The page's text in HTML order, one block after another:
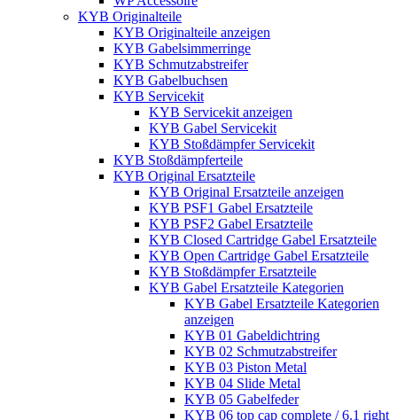
KYB Originalteile
KYB Originalteile anzeigen
KYB Gabelsimmerringe
KYB Schmutzabstreifer
KYB Gabelbuchsen
KYB Servicekit
KYB Servicekit anzeigen
KYB Gabel Servicekit
KYB Stoßdämpfer Servicekit
KYB Stoßdämpferteile
KYB Original Ersatzteile
KYB Original Ersatzteile anzeigen
KYB PSF1 Gabel Ersatzteile
KYB PSF2 Gabel Ersatzteile
KYB Closed Cartridge Gabel Ersatzteile
KYB Open Cartridge Gabel Ersatzteile
KYB Stoßdämpfer Ersatzteile
KYB Gabel Ersatzteile Kategorien
KYB Gabel Ersatzteile Kategorien
anzeigen
KYB 01 Gabeldichtring
KYB 02 Schmutzabstreifer
KYB 03 Piston Metal
KYB 04 Slide Metal
KYB 05 Gabelfeder
KYB 06 top cap complete / 6.1 right